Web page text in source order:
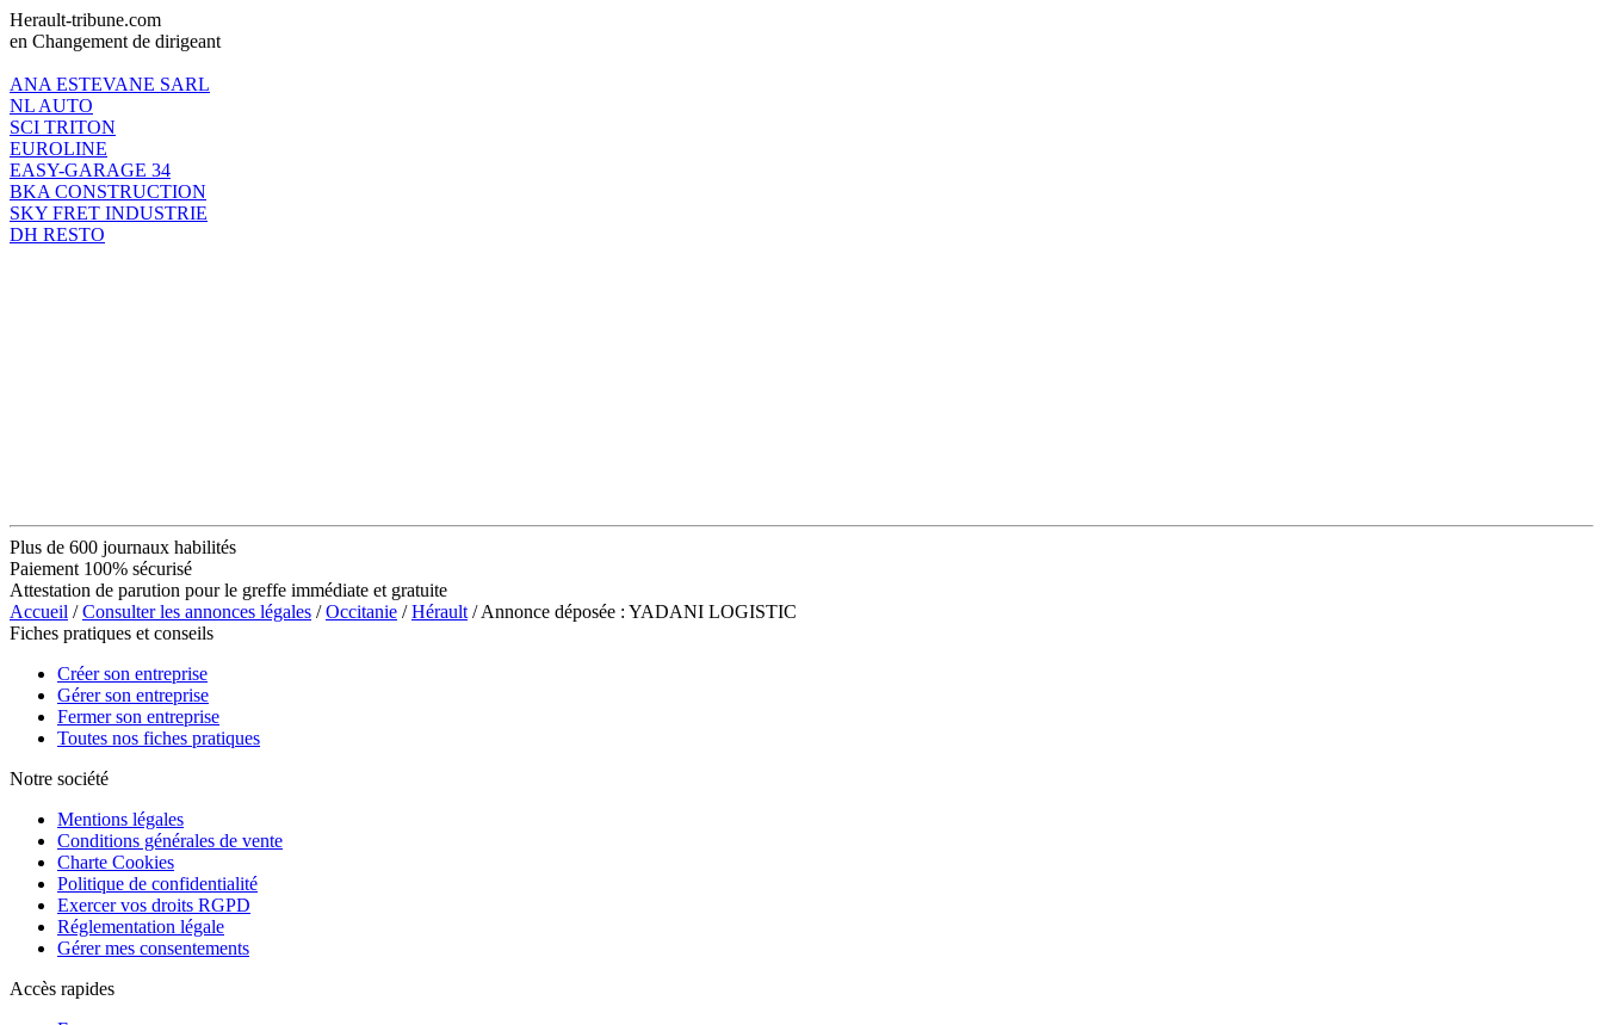
Herault-tribune.com
en Changement de dirigeant
ANA ESTEVANE SARL
NL AUTO
SCI TRITON
EUROLINE
EASY-GARAGE 34
BKA CONSTRUCTION
SKY FRET INDUSTRIE
DH RESTO
Plus de 600 journaux habilités
Paiement 100% sécurisé
Attestation de parution pour le greffe immédiate et gratuite
Accueil /Consulter les annonces légales /Occitanie /Hérault / Annonce déposée : YADANI LOGISTIC
Fiches pratiques et conseils
Créer son entreprise
Gérer son entreprise
Fermer son entreprise
Toutes nos fiches pratiques
Notre société
Mentions légales
Conditions générales de vente
Charte Cookies
Politique de confidentialité
Exercer vos droits RGPD
Réglementation légale
Gérer mes consentements
Accès rapides